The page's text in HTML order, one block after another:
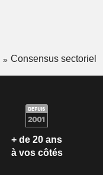
Consensus sectoriel
+ de 20 ans
à vos côtés